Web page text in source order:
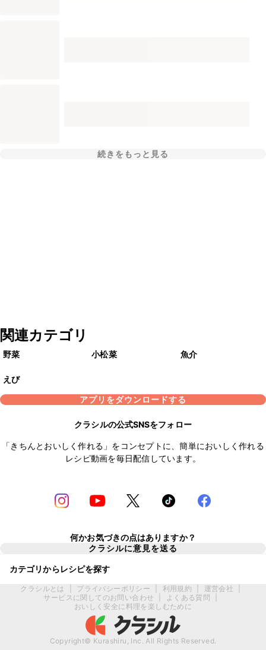
続きをもっと見る
関連カテゴリ
野菜 小松菜 魚介
えび
アプリをダウンロードする
クラシルの公式SNSをフォロー
「きちんとおいしく作れる」をコンセプトに、簡単においしく作れる
レシピ動画を毎日配信しています。
何かお気づきの点はありますか？
クラシルに意見を送る
カテゴリからレシピを探す
クラシルとは プライバシーポリシー 利用規約 運営会社
サービスに関してのお問い合わせ
よくある質問
おいしく安全に料理を楽しむために
Copyright© Kurashiru, Inc. All Rights Reserved.